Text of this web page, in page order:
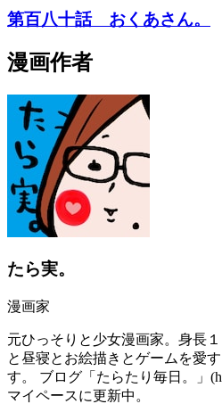
第百八十話 おくあさん。
漫画作者
たら実。
漫画家
元ひっそりと少女漫画家。身長
と昼寝とお絵描きとゲームを愛
す。 ブログ「たらたり毎日。」
マイペースに更新中。